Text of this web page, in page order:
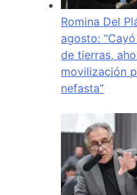
Romina Del
agosto:
de tierras,
movilización
nefasta”